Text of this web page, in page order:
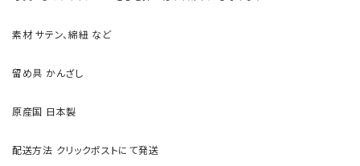
素材サテン、綿紐 など
留め具 かんざし
原産国 日本製
配送方法 クリックポストにて発送